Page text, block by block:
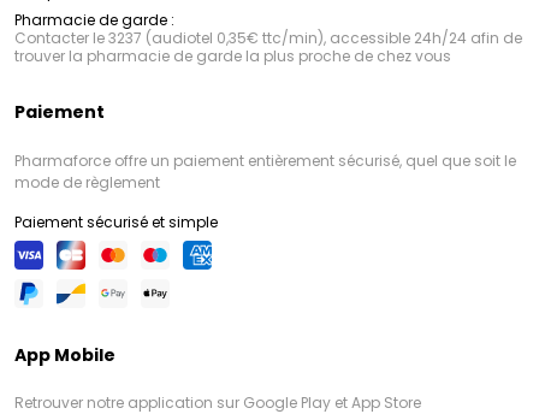
Pharmacie de garde :
Contacter le 3237 (audiotel 0,35€ ttc/min), accessible 24h/24 afin de
trouver la pharmacie de garde la plus proche de chez vous
Paiement
Pharmaforce offre un paiement entièrement sécurisé, quel que soit le
mode de règlement
Paiement sécurisé et simple
App Mobile
Retrouver notre application sur Google Play et App Store